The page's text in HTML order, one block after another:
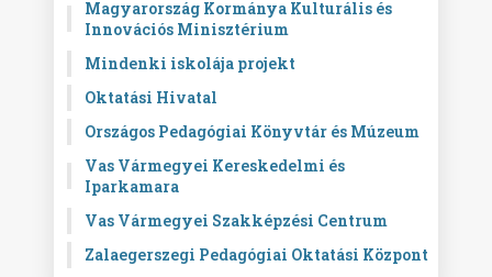
Magyarország Kormánya Kulturális és
Innovációs Minisztérium
Mindenki iskolája projekt
Oktatási Hivatal
Országos Pedagógiai Könyvtár és Múzeum
Vas Vármegyei Kereskedelmi és
Iparkamara
Vas Vármegyei Szakképzési Centrum
Zalaegerszegi Pedagógiai Oktatási Központ